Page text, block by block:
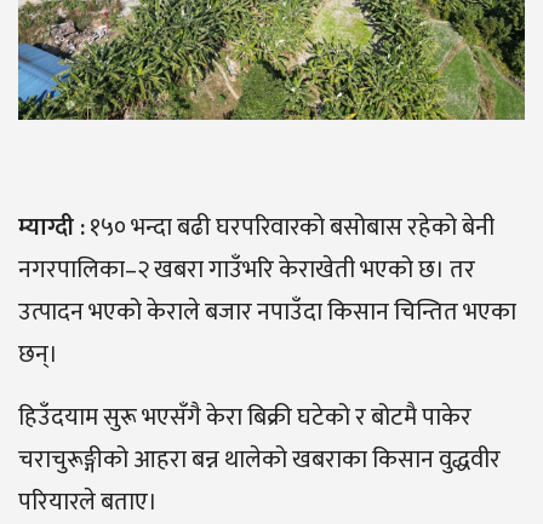
म्याग्दी :१५० भन्दा बढी घरपरिवारको बसोबास रहेको बेनी
नगरपालिका–२ खबरा गाउँभरि केराखेती भएको छ। तर
उत्पादन भएको केराले बजार नपाउँदा किसान चिन्तित भएका
छन्।
हिउँदयाम सुरू भएसँगै केरा बिक्री घटेको र बोटमै पाकेर
चराचुरूङ्गीको आहरा बन्न थालेको खबराका किसान वुद्धवीर
परियारले बताए।